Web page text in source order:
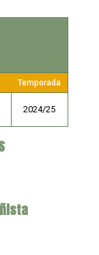
Temporada
2024/25